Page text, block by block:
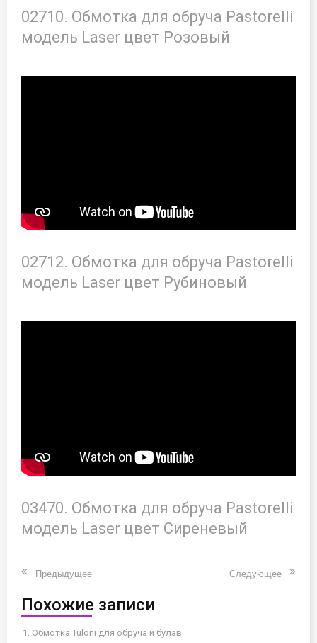
02710. Обмотка для обруча Pastorelli
модель Laser цвет Розовый
02712. Обмотка для обруча Pastorelli
модель Laser цвет Рубиновый
03470. Обмотка для обруча Pastorelli
модель Laser цвет Сиреневый
Предыдущее Следующее
Похожие записи
Обмотка Tuloni для обруча и булав